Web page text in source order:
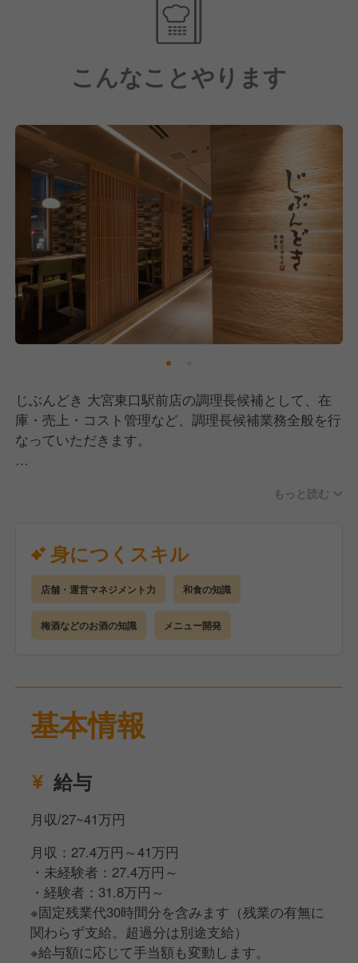
更に、現場には裁量権を与えているので、スタッフ一
人ひとりの意見を伝えやすい雰囲気。
あなたらしさは保ちつつ、サービススキルや調理技
術、店舗運営を学べます！
こんなことやります
じぶんどき 大宮東口駅前店の調理長候補として、在
庫・売上・コスト管理など、調理長候補業務全般を行
なっていただきます。
マネジメントをお願いします！
もっと読む
身につくスキル
店舗・運営マネジメント力 和食の知識
梅酒などのお酒の知識 メニュー開発
基本情報
給与
月収/27~41万円
月収：27.4万円～41万円
・未経験者：27.4万円～
・経験者：31.8万円～
※固定残業代30時間分を含みます（残業の有無に
関わらず支給。超過分は別途支給）
※給与額に応じて手当額も変動します。